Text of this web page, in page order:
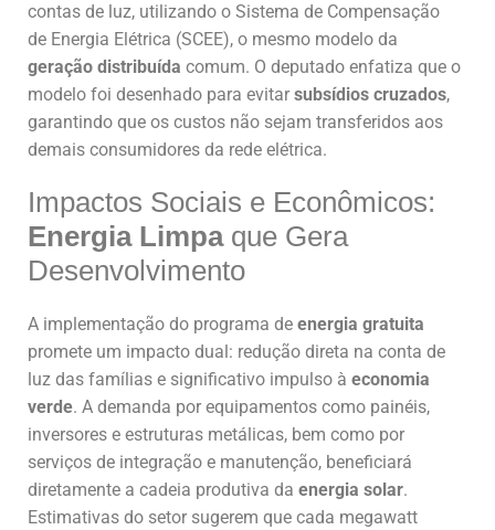
contas de luz, utilizando o Sistema de Compensação
de Energia Elétrica (SCEE), o mesmo modelo da
geração distribuída comum. O deputado enfatiza que o
modelo foi desenhado para evitar subsídios cruzados,
garantindo que os custos não sejam transferidos aos
demais consumidores da rede elétrica.
Impactos Sociais e Econômicos:
Energia Limpaque Gera
Desenvolvimento
A implementação do programa de energia gratuita
promete um impacto dual: redução direta na conta de
luz das famílias e significativo impulso à economia
verde. A demanda por equipamentos como painéis,
inversores e estruturas metálicas, bem como por
serviços de integração e manutenção, beneficiará
diretamente a cadeia produtiva da energia solar.
Estimativas do setor sugerem que cada megawatt